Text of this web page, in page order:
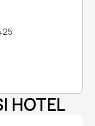
HOTEL